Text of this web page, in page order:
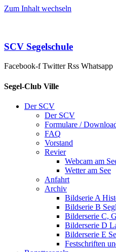
Zum Inhalt wechseln
SCV Segelschule
Facebook-f Twitter Rss Whatsapp
Segel-Club Ville
Der SCV
Der SCV
Formulare /
FAQ
Vorstand
Revier
Webcam am
Wetter am See
Anfahrt
Archiv
Bildserie A
Bildserie B
Bilderserie C,
Bilderserie D
Bilderserie E
Festschriften